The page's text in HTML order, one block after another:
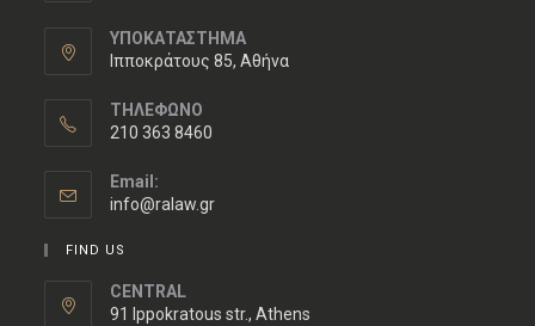
ΥΠΟΚΑΤΑΣΤΗΜΑ
Ιπποκράτους 85, Αθήνα
ΤΗΛΕΦΩΝΟ
210 363 8460
Email:
info@ralaw.gr
FIND US
CENTRAL
91 Ippokratous str., Athens